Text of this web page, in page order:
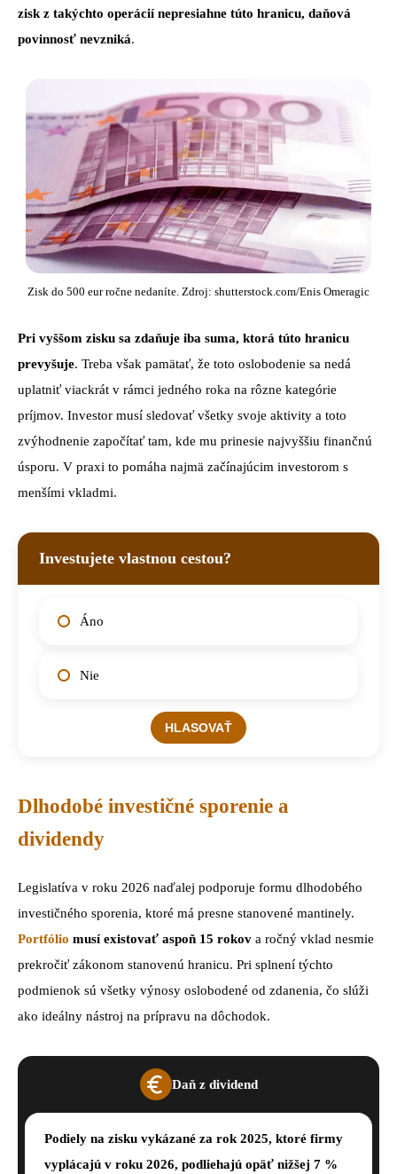
zisk z takýchto operácií nepresiahne túto hranicu, daňová
povinnosť nevzniká.
Zisk do 500 eur ročne nedaníte. Zdroj: shutterstock.com/Enis Omeragic
Pri vyššom zisku sa zdaňuje iba suma, ktorá túto hranicu
prevyšuje. Treba však pamätať, že toto oslobodenie sa nedá
uplatniť viackrát v rámci jedného roka na rôzne kategórie
príjmov. Investor musí sledovať všetky svoje aktivity a toto
zvýhodnenie započítať tam, kde mu prinesie najvyššiu finančnú
úsporu. V praxi to pomáha najmä začínajúcim investorom s
menšími vkladmi.
Investujete vlastnou cestou?
Áno
Nie
Dlhodobé investičné sporenie a
dividendy
Legislatíva v roku 2026 naďalej podporuje formu dlhodobého
investičného sporenia, ktoré má presne stanovené mantinely.
Portfólio musí existovať aspoň 15 rokov a ročný vklad nesmie
prekročiť zákonom stanovenú hranicu. Pri splnení týchto
podmienok sú všetky výnosy oslobodené od zdanenia, čo slúži
ako ideálny nástroj na prípravu na dôchodok.
Daň z dividend
Podiely na zisku vykázané za rok 2025, ktoré firmy
vyplácajú v roku 2026, podliehajú opäť nižšej 7 %